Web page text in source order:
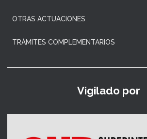
OTRAS ACTUACIONES
TRÁMITES COMPLEMENTARIOS
Vigilado por